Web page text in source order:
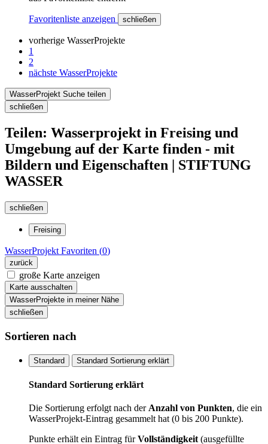
Favoritenliste anzeigen schließen
vorherige WasserProjekte
1
2
nächste WasserProjekte
WasserProjekt Suche teilen
schließen
Teilen: Wasserprojekt in Freising und
Umgebung auf der Karte finden - mit
Bildern und Eigenschaften | STIFTUNG
WASSER
schließen
Freising
WasserProjekt Favoriten (0)
zurück
große Karte anzeigen
Karte ausschalten
WasserProjekte in meiner Nähe
schließen
Sortieren nach
Standard Standard Sortierung erklärt
Standard Sortierung erklärt
Die Sortierung erfolgt nach der Anzahl von Punkten, die ein
WasserProjekt-Eintrag gesammelt hat (0 bis 200 Punkte).
Punkte erhält ein Eintrag fürVollständigkeit (ausgefüllte